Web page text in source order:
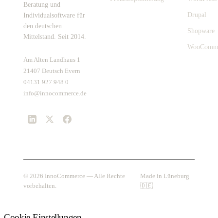
Beratung und
Individualsoftware für
den deutschen
Mittelstand. Seit 2014.
Am Alten Landhaus 1
21407 Deutsch Evern
04131 927 948 0
info@innocommerce.de
Drupal
Shopware
© 2026 InnoCommerce — Alle Rechte
vorbehalten.
Made in Lüneburg
🇩🇪